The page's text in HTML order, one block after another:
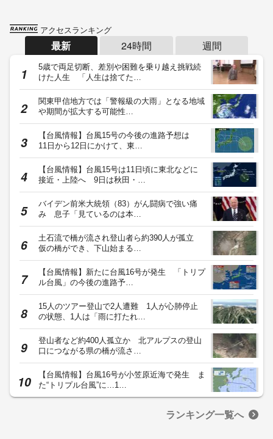
アクセスランキング
最新 24時間 週間
5歳で両足切断、差別や困難を乗り越え挑戦続
けた人生 「人生は捨てた…
関東甲信地方では「警報級の大雨」となる地域
や期間が拡大する可能性…
【台風情報】台風15号の今後の進路予想は
11日から12日にかけて、東…
【台風情報】台風15号は11日頃に東北などに
接近・上陸へ 9日は秋田・…
バイデン前米大統領（83）がん闘病で強い痛
み 息子「見ているのは本…
土石流で橋が流され登山者ら約390人が孤立
仮の橋ができ、下山始まる…
【台風情報】新たに台風16号が発生 「トリプ
ル台風」の今後の進路予…
15人のツアー登山で2人遭難 1人が心肺停止
の状態、1人は「雨に打たれ…
登山者など約400人孤立か 北アルプスの登山
口につながる県の橋が流さ…
【台風情報】台風16号が小笠原近海で発生 ま
た“トリプル台風”に…1…
ランキング一覧へ